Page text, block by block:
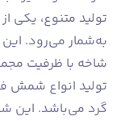
تولید متنوع، یکی
به‌شمار می‌رود.
تولید انواع
گرد می‌باشد. این